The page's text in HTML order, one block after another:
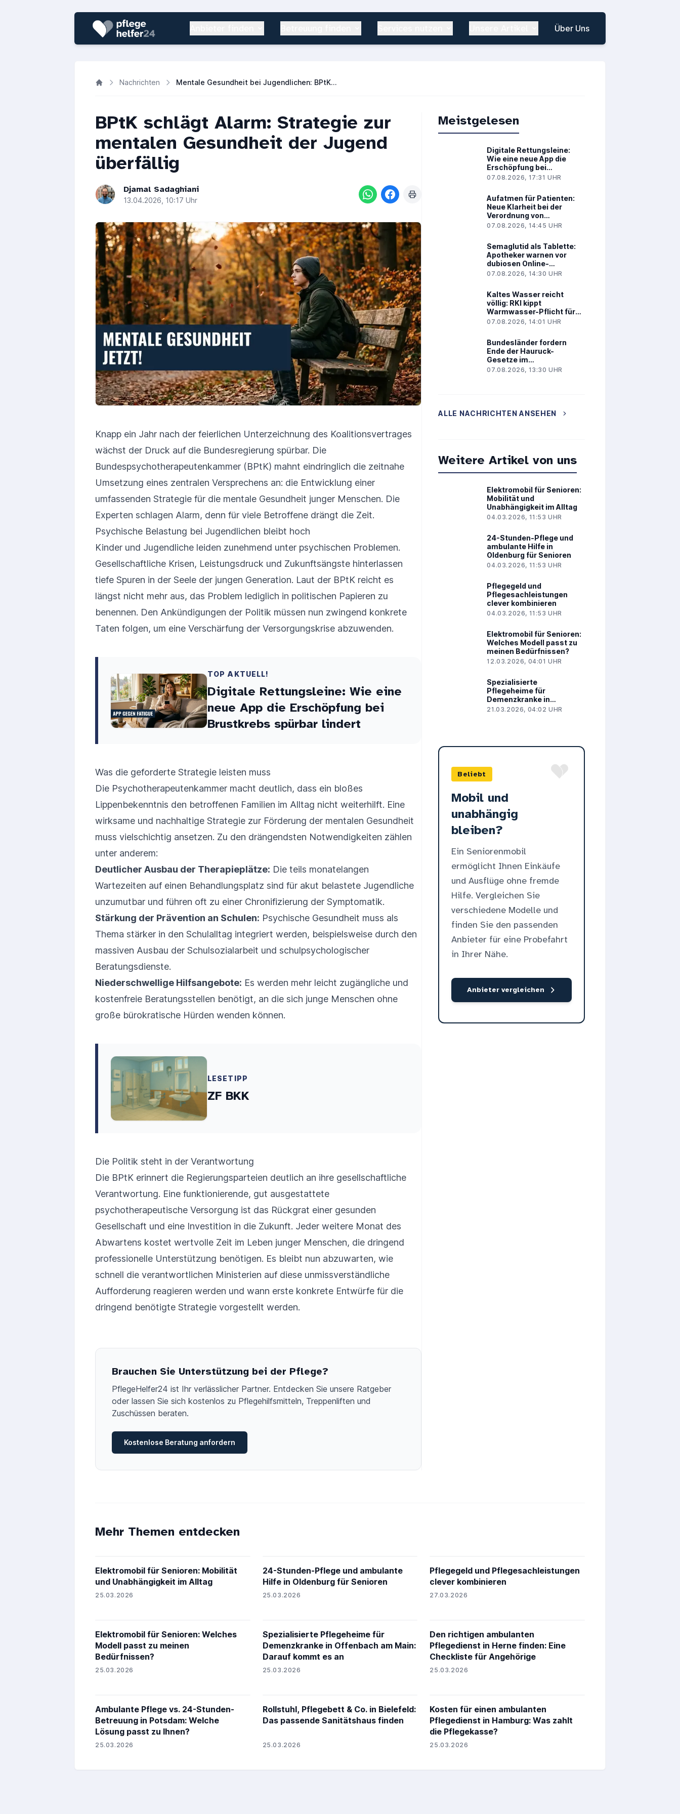
Über Uns
Nachrichten Mentale Gesundheit bei Jugendlichen: BPtK fordert Taten von der Regierung
BPtK schlägt Alarm: Strategie zur
mentalen Gesundheit der Jugend
überfällig
Djamal Sadaghiani
13.04.2026, 10:17 Uhr
Knapp ein Jahr nach der feierlichen Unterzeichnung des Koalitionsvertrages
wächst der Druck auf die Bundesregierung spürbar. Die
Bundespsychotherapeutenkammer (BPtK) mahnt eindringlich die zeitnahe
Umsetzung eines zentralen Versprechens an: die Entwicklung einer
umfassenden Strategie für die mentale Gesundheit junger Menschen. Die
Experten schlagen Alarm, denn für viele Betroffene drängt die Zeit.
Psychische Belastung bei Jugendlichen bleibt hoch
Kinder und Jugendliche leiden zunehmend unter psychischen Problemen.
Gesellschaftliche Krisen, Leistungsdruck und Zukunftsängste hinterlassen
tiefe Spuren in der Seele der jungen Generation. Laut der BPtK reicht es
längst nicht mehr aus, das Problem lediglich in politischen Papieren zu
benennen. Den Ankündigungen der Politik müssen nun zwingend konkrete
Taten folgen, um eine Verschärfung der Versorgungskrise abzuwenden.
TOP AKTUELL!
Digitale Rettungsleine: Wie eine
neue App die Erschöpfung bei
Brustkrebs spürbar lindert
Was die geforderte Strategie leisten muss
Die Psychotherapeutenkammer macht deutlich, dass ein bloßes
Lippenbekenntnis den betroffenen Familien im Alltag nicht weiterhilft. Eine
wirksame und nachhaltige Strategie zur Förderung der mentalen Gesundheit
muss vielschichtig ansetzen. Zu den drängendsten Notwendigkeiten zählen
unter anderem:
Deutlicher Ausbau der Therapieplätze: Die teils monatelangen
Wartezeiten auf einen Behandlungsplatz sind für akut belastete Jugendliche
unzumutbar und führen oft zu einer Chronifizierung der Symptomatik.
Stärkung der Prävention an Schulen: Psychische Gesundheit muss als
Thema stärker in den Schulalltag integriert werden, beispielsweise durch den
massiven Ausbau der Schulsozialarbeit und schulpsychologischer
Beratungsdienste.
Niederschwellige Hilfsangebote: Es werden mehr leicht zugängliche und
kostenfreie Beratungsstellen benötigt, an die sich junge Menschen ohne
große bürokratische Hürden wenden können.
LESETIPP
ZF BKK
Die Politik steht in der Verantwortung
Die BPtK erinnert die Regierungsparteien deutlich an ihre gesellschaftliche
Verantwortung. Eine funktionierende, gut ausgestattete
psychotherapeutische Versorgung ist das Rückgrat einer gesunden
Gesellschaft und eine Investition in die Zukunft. Jeder weitere Monat des
Abwartens kostet wertvolle Zeit im Leben junger Menschen, die dringend
professionelle Unterstützung benötigen. Es bleibt nun abzuwarten, wie
schnell die verantwortlichen Ministerien auf diese unmissverständliche
Aufforderung reagieren werden und wann erste konkrete Entwürfe für die
dringend benötigte Strategie vorgestellt werden.
Brauchen Sie Unterstützung bei der Pflege?
PflegeHelfer24 ist Ihr verlässlicher Partner. Entdecken Sie unsere Ratgeber
oder lassen Sie sich kostenlos zu Pflegehilfsmitteln, Treppenliften und
Zuschüssen beraten.
Kostenlose Beratung anfordern
Meistgelesen
Digitale Rettungsleine:
Wie eine neue App die
Erschöpfung bei
Brustkrebs spürbar lindert
07.08.2026, 17:31 UHR
Aufatmen für Patienten:
Neue Klarheit bei der
Verordnung von
Medizinalcannabis
07.08.2026, 14:45 UHR
Semaglutid als Tablette:
Apotheker warnen vor
dubiosen Online-
Angeboten
07.08.2026, 14:30 UHR
Kaltes Wasser reicht
völlig: RKI kippt
Warmwasser-Pflicht für
Kliniken
07.08.2026, 14:01 UHR
Bundesländer fordern
Ende der Hauruck-
Gesetze im
Gesundheitswesen
07.08.2026, 13:30 UHR
ALLE NACHRICHTEN ANSEHEN
Weitere Artikel von uns
Elektromobil für Senioren:
Mobilität und
Unabhängigkeit im Alltag
04.03.2026, 11:53 UHR
24-Stunden-Pflege und
ambulante Hilfe in
Oldenburg für Senioren
04.03.2026, 11:53 UHR
Pflegegeld und
Pflegesachleistungen
clever kombinieren
04.03.2026, 11:53 UHR
Elektromobil für Senioren:
Welches Modell passt zu
meinen Bedürfnissen?
12.03.2026, 04:01 UHR
Spezialisierte
Pflegeheime für
Demenzkranke in
Offenbach am Main:
21.03.2026, 04:02 UHR
Beliebt
Mobil und
unabhängig
bleiben?
Ein Seniorenmobil
ermöglicht Ihnen Einkäufe
und Ausflüge ohne fremde
Hilfe. Vergleichen Sie
verschiedene Modelle und
finden Sie den passenden
Anbieter für eine Probefahrt
in Ihrer Nähe.
Anbieter vergleichen
Mehr Themen entdecken
Elektromobil für Senioren: Mobilität
und Unabhängigkeit im Alltag
25.03.2026
24-Stunden-Pflege und ambulante
Hilfe in Oldenburg für Senioren
25.03.2026
Pflegegeld und Pflegesachleistungen
clever kombinieren
27.03.2026
Elektromobil für Senioren: Welches
Modell passt zu meinen
Bedürfnissen?
25.03.2026
Spezialisierte Pflegeheime für
Demenzkranke in Offenbach am Main:
Darauf kommt es an
25.03.2026
Den richtigen ambulanten
Pflegedienst in Herne finden: Eine
Checkliste für Angehörige
25.03.2026
Ambulante Pflege vs. 24-Stunden-
Betreuung in Potsdam: Welche
Lösung passt zu Ihnen?
25.03.2026
Rollstuhl, Pflegebett & Co. in Bielefeld:
Das passende Sanitätshaus finden
25.03.2026
Kosten für einen ambulanten
Pflegedienst in Hamburg: Was zahlt
die Pflegekasse?
25.03.2026